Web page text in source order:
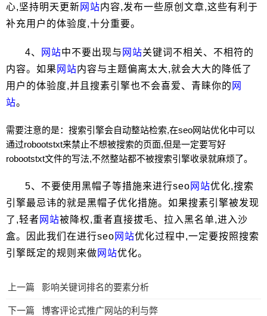
心,坚持明天更新 网站内容,发布一些原创文章,这些有利于
补充用户的体验度,十分重要。
4、 网站中不要出现与 网站关键词不相关、不相符的
内容。如果 网站内容与主题偏离太大,就会大大的降低了
用户的体验度,并且搜素引擎也不会喜爱、青睐你的 网
站。
需要注意的是：搜索引擎会自动整站检索,在seo网站优化中可以
通过robootstxt来禁止不想被搜索的页面,但是一定要写好
robootstxt文件的写法,不然整站都不被搜索引擎收录就麻烦了。
5、不要使用黑帽子等措施来进行seo 网站优化,搜索
引擎最忌讳的就是黑帽子优化措施。如果搜素引擎被发现
了,轻者 网站被降权,重者直接拔毛、拉入黑名单,进入沙
盒。因此我们在进行seo 网站优化过程中,一定要按照搜索
引擎既定的规则来做 网站优化。
上一篇 影响关键词排名的要素分析
下一篇 博客评论式推广网站的利与弊